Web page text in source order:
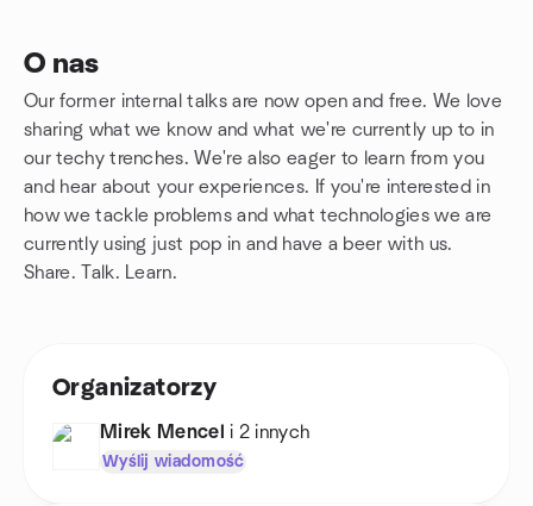
O nas
Our former internal talks are now open and free. We love
sharing what we know and what we're currently up to in
our techy trenches. We're also eager to learn from you
and hear about your experiences. If you're interested in
how we tackle problems and what technologies we are
currently using just pop in and have a beer with us.
Share. Talk. Learn.
Linki grupowe
Organizatorzy
Mirek Mencel i 2 innych
Wyślij wiadomość